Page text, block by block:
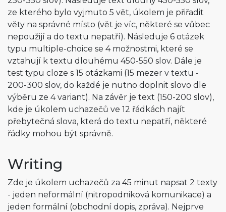
ze kterého bylo vyjmuto 5 vět, úkolem je přiřadit
věty na správné místo (vět je víc, některé se vůbec
nepoužijí a do textu nepatří). Následuje 6 otázek
typu multiple-choice se 4 možnostmi, které se
vztahují k textu dlouhému 450-550 slov. Dále je
test typu cloze s 15 otázkami (15 mezer v textu -
200-300 slov, do každé je nutno doplnit slovo dle
výběru ze 4 variant). Na závěr je text (150-200 slov),
kde je úkolem uchazečů ve 12 řádkách najít
přebytečná slova, která do textu nepatří, některé
řádky mohou být správně.
Writing
Zde je úkolem uchazečů za 45 minut napsat 2 texty
- jeden neformální (nitropodniková komunikace) a
jeden formální (obchodní dopis, zpráva). Nejprve